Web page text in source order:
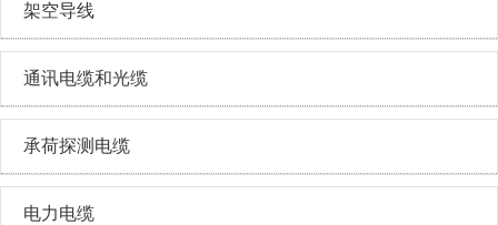
架空导线
通讯电缆和光缆
承荷探测电缆
电力电缆